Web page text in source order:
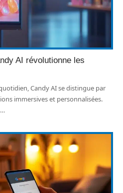
AI révolutionne les
Candy AI se distingue par
immersives et personnalisées.
…